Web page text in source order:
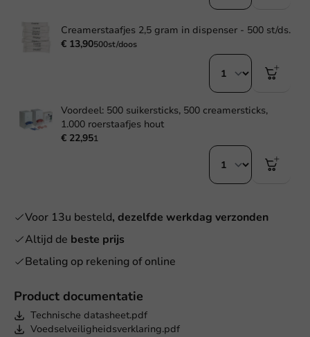
Product documentatie
Technische datasheet.pdf
Voedselveiligheidsverklaring.pdf
Creamerstaafjes 2,5 gram in dispenser - 500 st/ds.
€ 13,90500st/doos
Voordeel: 500 suikersticks, 500 creamersticks,
1.000 roerstaafjes hout
€ 22,951
Voor 13u besteld, dezelfde werkdag verzonden
Altijd de beste prijs
Betaling op rekening of online